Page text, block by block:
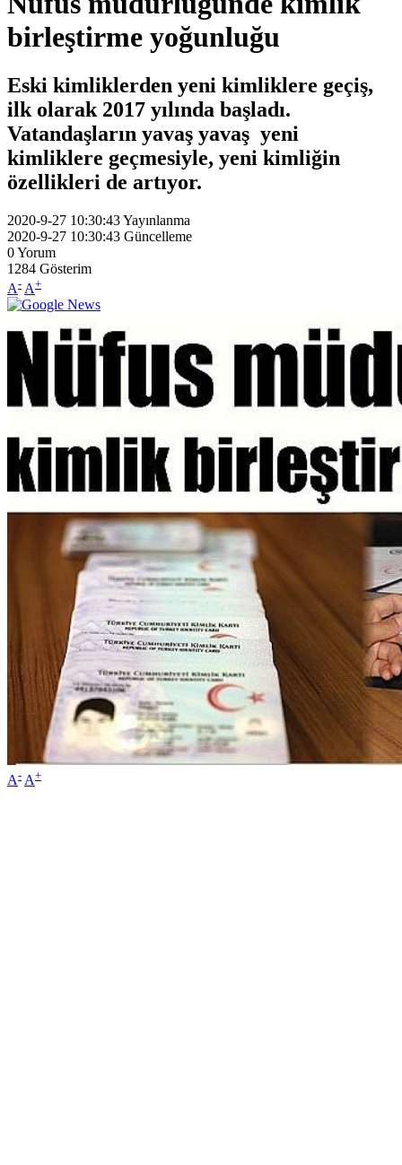
birleştirme yoğunluğu
Eski kimliklerden yeni kimliklere geçiş,
ilk olarak 2017 yılında başladı.
Vatandaşların yavaş yavaş yeni
kimliklere geçmesiyle, yeni kimliğin
özellikleri de artıyor.
2020-9-27 10:30:43Yayınlanma
2020-9-27 10:30:43 Güncelleme
0Yorum
1284 Gösterim
A- A+
A- A+